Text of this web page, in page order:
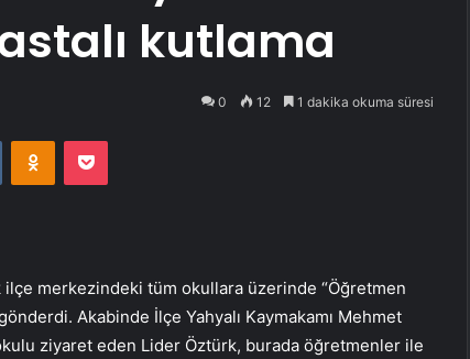
kutlama
0 12 1 dakika okuma süresi
VKontakteOdnoklassniki
Pocket
ilçe merkezindeki tüm okullara üzerinde “Öğretmen
Akabinde İlçe Yahyalı Kaymakamı Mehmet
ziyaret eden Lider Öztürk, burada öğretmenler ile